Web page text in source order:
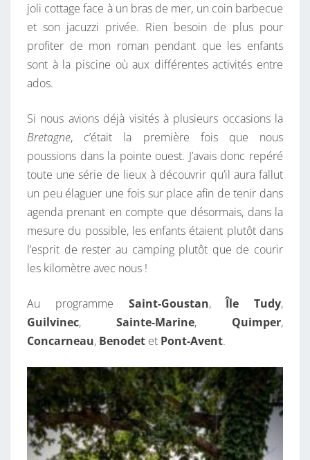
joli cottage face à un bras de mer, un coin barbecue
et son jacuzzi privée. Rien besoin de plus pour
profiter de mon roman pendant que les enfants
sont à la piscine où aux différentes activités entre
ados.
Si nous avions déjà visités à plusieurs occasions la
Bretagne, c’était la première fois que nous
poussions dans la pointe ouest. J’avais donc repéré
toute une série de lieux à découvrir qu’il aura fallut
un peu élaguer une fois sur place afin de tenir dans
agenda prenant en compte que désormais, dans la
mesure du possible, les enfants étaient plutôt dans
l’esprit de rester au camping plutôt que de courir
les kilomètre avec nous !
Au programme Saint-Goustan,Île Tudy,
Guilvinec, Sainte-Marine, Quimper,
Concarneau, Benodet et Pont-Avent.